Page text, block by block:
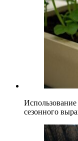
сезонного